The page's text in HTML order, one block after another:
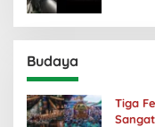
Budaya
Tiga